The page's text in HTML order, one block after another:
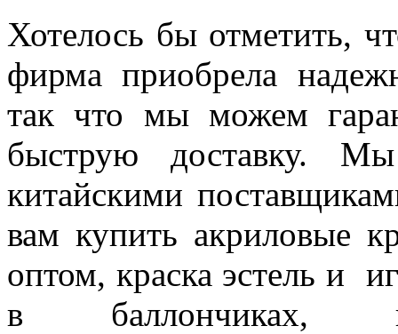
Хотелось бы отметить,
фирма приобрела
так что мы можем
быструю доставку.
китайскими
вам купить акриловые
оптом, краска эстель и
в баллончиках,